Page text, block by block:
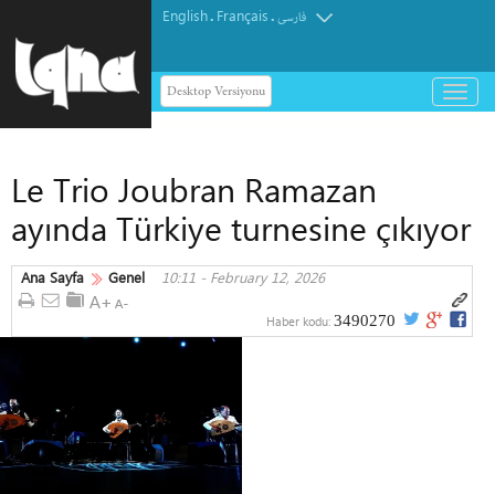
English. Français.فارسی
Desktop Versiyonu
باز
و
Le Trio Joubran Ramazan
ayında Türkiye turnesine çıkıyor
Ana Sayfa Genel 10:11 - February 12, 2026
Haber kodu: 3490270